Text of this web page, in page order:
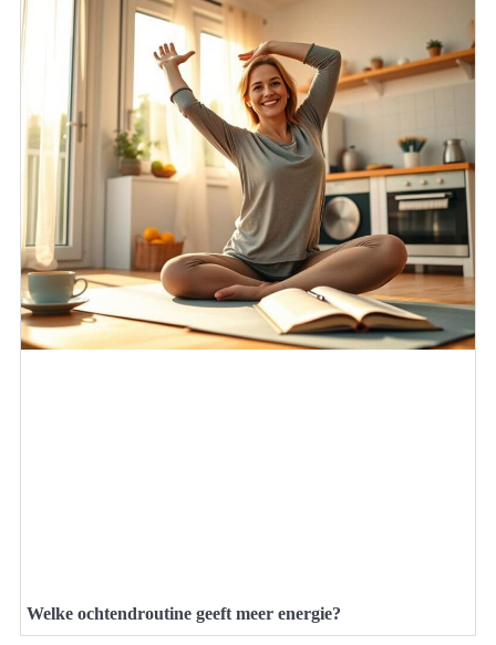
Welke ochtendroutine geeft meer energie?